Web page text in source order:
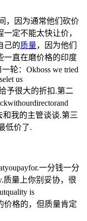
，因为通常他们砍价
定不能太快让价，
己的质量，因为他们
一直在磨价格的印度
轮：Okboss we tried
us
予很大的折扣.第二
和我的主管谈谈.第三
低价了.
一分钱一分
质量上你别妥协，很
is
价格的，但质量肯定